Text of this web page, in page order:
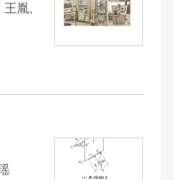
王胤